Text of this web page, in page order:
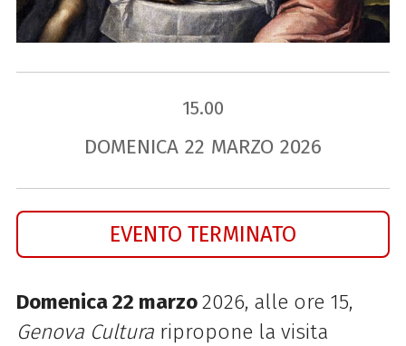
15.00
DOMENICA 22 MARZO 2026
EVENTO TERMINATO
Domenica 22 marzo2026, alle ore 15,
Genova Culturaripropone la visita